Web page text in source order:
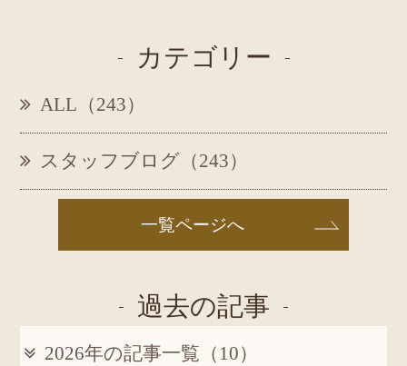
カテゴリー
ALL（243）
スタッフブログ（243）
一覧ページへ
過去の記事
2026年の記事一覧（10）